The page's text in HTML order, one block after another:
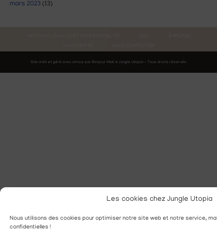
Les cookies chez Jungle Utopia
Nous utilisons des cookies pour optimiser notre site web et notre service,
confidentielles !
mars 2023 (13)
Site créé et géré avec amour par Bonjour Maé © Jungle Utopia - Tous droits réservés